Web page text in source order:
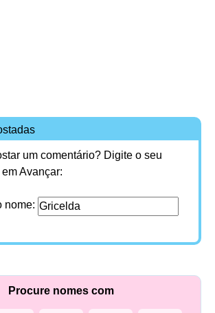
um comentário? Digite o seu
Avançar:
nome:
Procure nomes com